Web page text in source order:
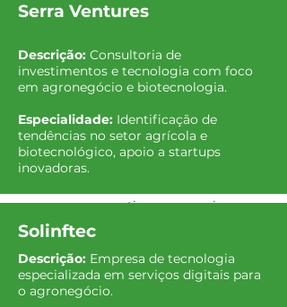
Atividades:
e telemática
16/07| Local:Indianapolis
Solinftec através das
cooperativas
17/07
cooperativa com serviços
20/07| Local:CENTREC,
Chicago
Temas:
Serra Ventures
Descrição: Consultoria de
investimentos e tecnologia com foco
em agronegócio e biotecnologia.
Especialidade: Identificação de
tendências no setor agrícola e
biotecnológico, apoio a startups
inovadoras.
Solinftec
Descrição: Empresa de tecnologia
especializada em serviços digitais para
o agronegócio.